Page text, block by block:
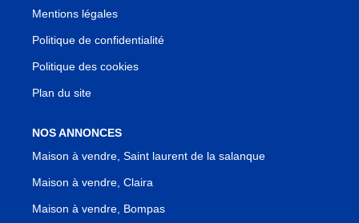
Mentions légales
Politique de confidentialité
Politique des cookies
Plan du site
NOS ANNONCES
Maison à vendre, Saint laurent de la salanque
Maison à vendre, Claira
Maison à vendre, Bompas